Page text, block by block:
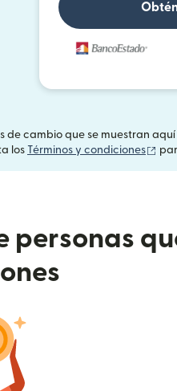
cambio que se muestran
los Términos y condiciones
personas